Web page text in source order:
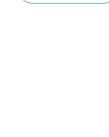
Luz natural fraca